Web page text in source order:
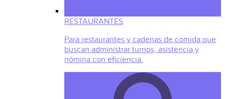
RESTAURANTES
Para restaurantes y cadenas de comida que
buscan administrar turnos, asistencia y
nómina con eficiencia.